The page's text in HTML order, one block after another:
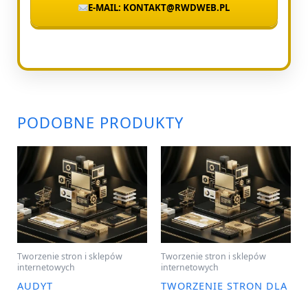
E-MAIL: KONTAKT@RWDWEB.PL
PODOBNE PRODUKTY
Tworzenie stron i sklepów
internetowych
AUDYT
Tworzenie stron i sklepów
internetowych
TWORZENIE STRON DLA